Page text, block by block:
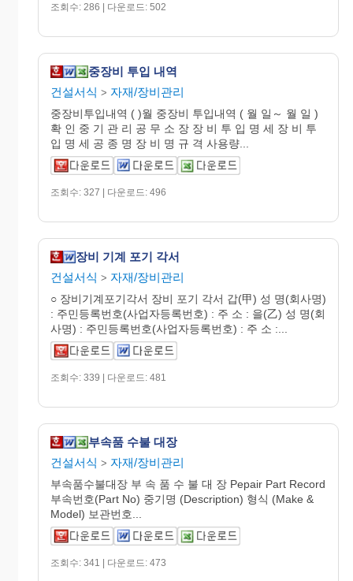
조회수: 286 | 다운로드: 502
중장비 투입 내역
건설서식 > 자재/장비관리
중장비투입내역 ( )월 중장비 투입내역 ( 월 일～ 월 일 )
확 인 중 기 관 리 공 무 소 장 장 비 투 입 명 세 장 비 투
입 명 세 공 종 명 장 비 명 규 격 사용량...
조회수: 327 | 다운로드: 496
장비 기계 포기 각서
건설서식 > 자재/장비관리
○ 장비기계포기각서 장비 포기 각서 갑(甲) 성 명(회사명)
: 주민등록번호(사업자등록번호) : 주 소 : 을(乙) 성 명(회
사명) : 주민등록번호(사업자등록번호) : 주 소 :...
조회수: 339 | 다운로드: 481
부속품 수불 대장
건설서식 > 자재/장비관리
부속품수불대장 부 속 품 수 불 대 장 Pepair Part Record
부속번호(Part No) 중기명 (Description) 형식 (Make &
Model) 보관번호...
조회수: 341 | 다운로드: 473